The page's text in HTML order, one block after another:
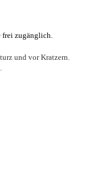
zugänglich.
und vor Kratzern.